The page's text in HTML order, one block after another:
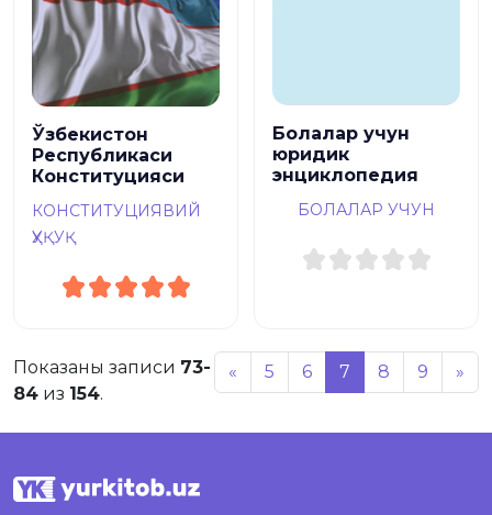
Ўзбекистон
Республикаси
Конституцияси
КОНСТИТУЦИЯВИЙ
ҲУҚУҚ
Болалар учун
юридик
энциклопедия
БОЛАЛАР УЧУН
Показаны записи 73-
84 из 154.
« 5 6 7 8 9 »